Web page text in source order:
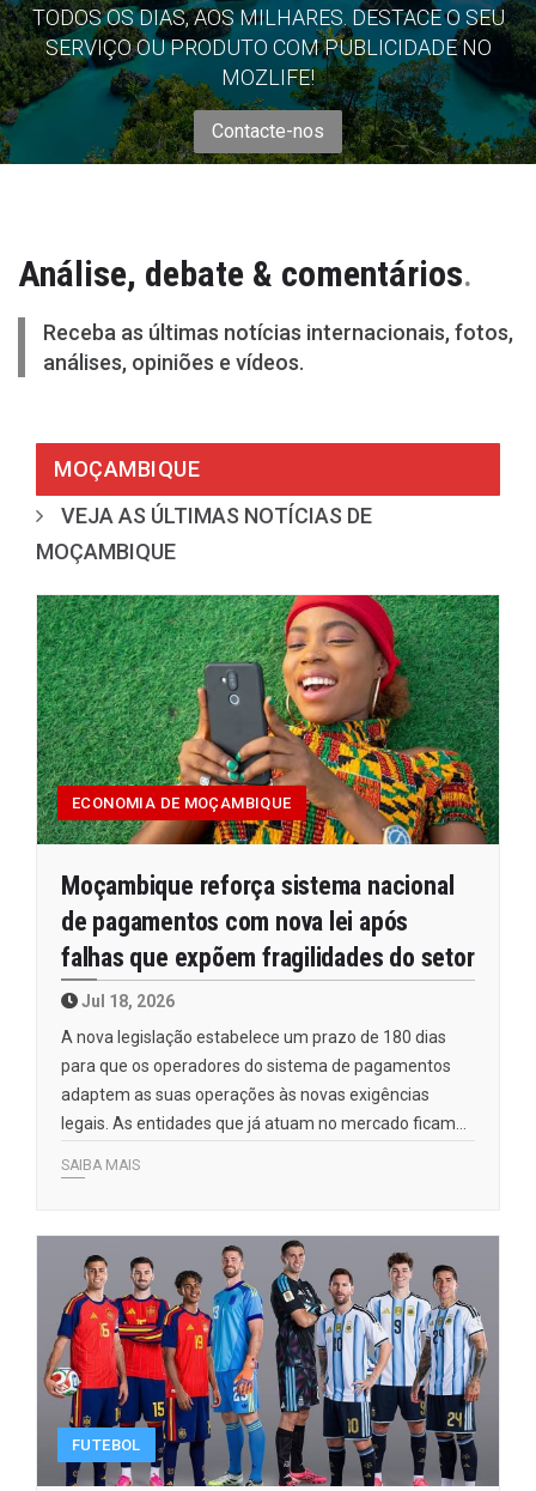
TODOS OS DIAS, AOS MILHARES. DESTACE O SEU
SERVIÇO OU PRODUTO COM PUBLICIDADE NO
MOZLIFE!
Contacte-nos
Análise, debate & comentários.
Receba as últimas notícias internacionais, fotos,
análises, opiniões e vídeos.
MOÇAMBIQUE
VEJA AS ÚLTIMAS NOTÍCIAS DE
MOÇAMBIQUE
ECONOMIA DE MOÇAMBIQUE
Moçambique reforça sistema nacional
de pagamentos com nova lei após
falhas que expõem fragilidades do setor
Jul 18, 2026
A nova legislação estabelece um prazo de 180 dias
para que os operadores do sistema de pagamentos
adaptem as suas operações às novas exigências
legais. As entidades que já atuam no mercado ficam…
SAIBA MAIS
FUTEBOL